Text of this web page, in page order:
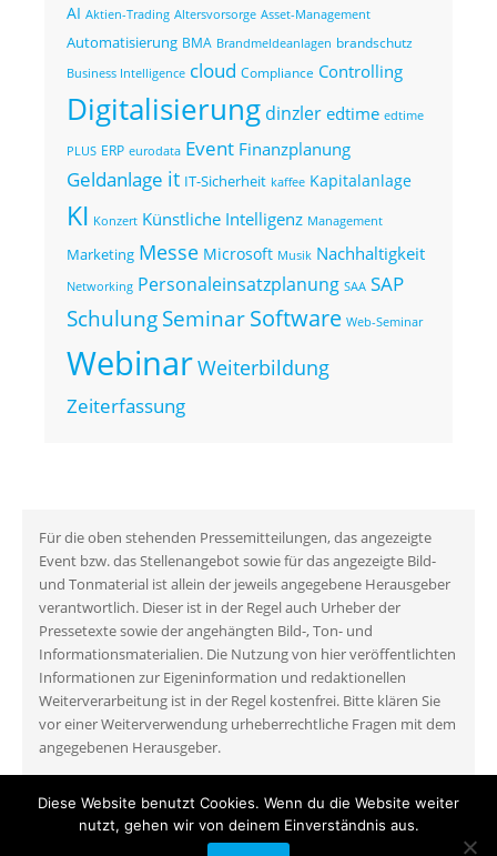
AI Aktien-Trading Altersvorsorge Asset-Management
Automatisierung BMA Brandmeldeanlagen brandschutz
Business Intelligence cloud Compliance Controlling
Digitalisierung dinzler edtime edtime
PLUS ERP eurodata Event Finanzplanung
Geldanlage it IT-Sicherheit kaffee Kapitalanlage
KI Konzert Künstliche Intelligenz Management
Marketing Messe Microsoft Musik Nachhaltigkeit
Networking Personaleinsatzplanung SAA SAP
SchulungSeminarSoftware Web-Seminar
WebinarWeiterbildung
Zeiterfassung
Für die oben stehenden Pressemitteilungen, das angezeigte
Event bzw. das Stellenangebot sowie für das angezeigte Bild-
und Tonmaterial ist allein der jeweils angegebene Herausgeber
verantwortlich. Dieser ist in der Regel auch Urheber der
Pressetexte sowie der angehängten Bild-, Ton- und
Informationsmaterialien. Die Nutzung von hier veröffentlichten
Informationen zur Eigeninformation und redaktionellen
Weiterverarbeitung ist in der Regel kostenfrei. Bitte klären Sie
vor einer Weiterverwendung urheberrechtliche Fragen mit dem
angegebenen Herausgeber.
MYEVENTSPORTAL
Diese Website benutzt Cookies. Wenn du die Website weiter
nutzt, gehen wir von deinem Einverständnis aus.